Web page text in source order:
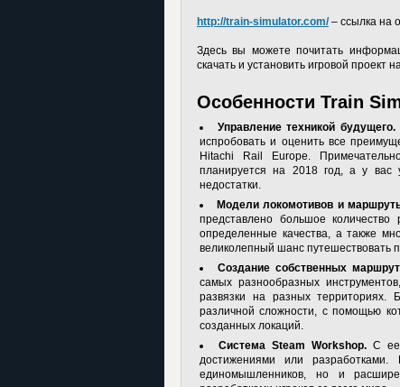
http://train-simulator.com/– ссылка на
Здесь вы можете почитать
скачать и установить игровой проект
Особенности Train
Управление техникой будущего.
испробовать и оценить все
Hitachi Rail Europe.
планируется на 2018 год, а у вас
недостатки.
Модели локомотивов и
представлено большое
определенные качества, а также
великолепный шанс путешествовать
Создание собственных
самых разнообразных
развязки на разных территориях.
различной сложности, с помощью
созданных локаций.
Система Steam Workshop. С ее
достижениями или
единомышленников, но и